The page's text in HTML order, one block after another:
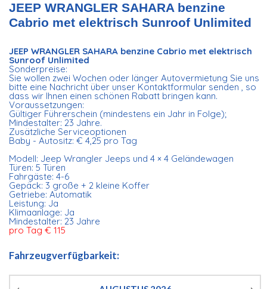
JEEP WRANGLER SAHARA benzine
Cabrio met elektrisch Sunroof Unlimited
JEEP WRANGLER SAHARA benzine Cabrio met elektrisch
Sunroof Unlimited
Sonderpreise:
Sie wollen zwei Wochen oder länger Autovermietung Sie uns
bitte eine Nachricht über unser Kontaktformular senden , so
dass wir Ihnen einen schönen Rabatt bringen kann.
Voraussetzungen:
Gültiger Führerschein (mindestens ein Jahr in Folge);
Mindestalter: 23 Jahre.
Zusätzliche Serviceoptionen
Baby - Autositz: € 4,25 pro Tag
Modell: Jeep Wrangler Jeeps und 4 × 4 Geländewagen
Türen: 5 Türen
Fahrgäste: 4-6
Gepäck: 3 große + 2 kleine Koffer
Getriebe: Automatik
Leistung: Ja
Klimaanlage: Ja
Mindestalter: 23 Jahre
pro Tag € 115
Fahrzeugverfügbarkeit: